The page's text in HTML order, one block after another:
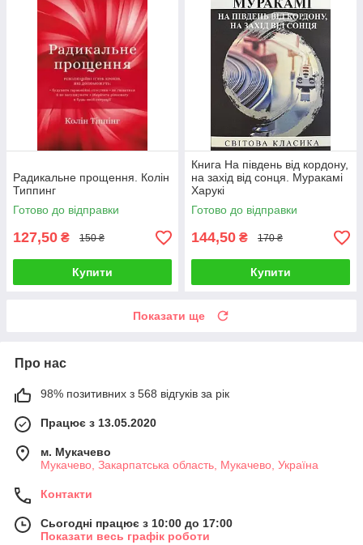
Радикальне прощення. Колін
Типпинг
Готово до відправки
127,50 ₴ 150 ₴
Купити
Книга На південь від кордону,
на захід від сонця. Муракамі
Харукі
Готово до відправки
144,50 ₴ 170 ₴
Купити
Показати ще
Про нас
98% позитивних з 568 відгуків за рік
Працює з 13.05.2020
м. Мукачево
Мукачево, Закарпатська область, Мукачево, Україна
Контакти
Сьогодні працює з 10:00 до 17:00
Показати весь графік роботи